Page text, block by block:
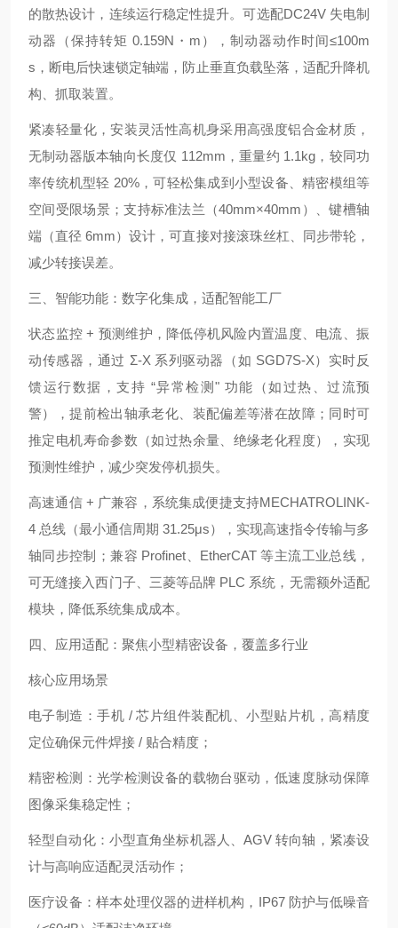
的散热设计，连续运行稳定性提升。可选配DC24V 失电制
动器（保持转矩 0.159N・m），制动器动作时间≤100m
s，断电后快速锁定轴端，防止垂直负载坠落，适配升降机
构、抓取装置。
紧凑轻量化，安装灵活性高机身采用高强度铝合金材质，
无制动器版本轴向长度仅 112mm，重量约 1.1kg，较同功
率传统机型轻 20%，可轻松集成到小型设备、精密模组等
空间受限场景；支持标准法兰（40mm×40mm）、键槽轴
端（直径 6mm）设计，可直接对接滚珠丝杠、同步带轮，
减少转接误差。
三、智能功能：数字化集成，适配智能工厂
状态监控 + 预测维护，降低停机风险内置温度、电流、振
动传感器，通过 Σ-X 系列驱动器（如 SGD7S-X）实时反
馈运行数据，支持 “异常检测" 功能（如过热、过流预
警），提前检出轴承老化、装配偏差等潜在故障；同时可
推定电机寿命参数（如过热余量、绝缘老化程度），实现
预测性维护，减少突发停机损失。
高速通信 + 广兼容，系统集成便捷支持MECHATROLINK-
4 总线（最小通信周期 31.25μs），实现高速指令传输与多
轴同步控制；兼容 Profinet、EtherCAT 等主流工业总线，
可无缝接入西门子、三菱等品牌 PLC 系统，无需额外适配
模块，降低系统集成成本。
四、应用适配：聚焦小型精密设备，覆盖多行业
核心应用场景
电子制造：手机 / 芯片组件装配机、小型贴片机，高精度
定位确保元件焊接 / 贴合精度；
精密检测：光学检测设备的载物台驱动，低速度脉动保障
图像采集稳定性；
轻型自动化：小型直角坐标机器人、AGV 转向轴，紧凑设
计与高响应适配灵活动作；
医疗设备：样本处理仪器的进样机构，IP67 防护与低噪音